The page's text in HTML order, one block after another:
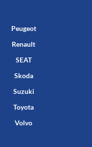
Peugeot
Renault
SEAT
Skoda
Suzuki
Toyota
Volvo